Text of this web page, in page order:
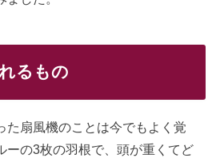
るもの
た扇風機のことは今でもよく覚
ーの3枚の羽根で、頭が重くてど